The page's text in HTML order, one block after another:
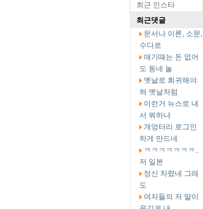
최근 인스타
최근댓글
문서나 이론, 소문,
수다로
애기때는 돈 없어
도 동네 놀
옛날로 회귀해야
혀 옛날처럼
이런거 뉴스로 내
서 뭐하냐
개엉터리 로그인
하게 만드네
ㅋㅋㅋㅋㅋㅋㅋ..
저 일본
정신 차렸네 그래
도
여자들의 저 말이